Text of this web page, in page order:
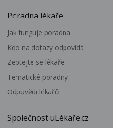
Poradna lékaře
Jak funguje poradna
Kdo na dotazy odpovídá
Zeptejte se lékaře
Tematické poradny
Odpovědi lékařů
Společnost uLékaře.cz